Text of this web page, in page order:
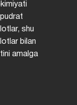
shu
bilan
amalga